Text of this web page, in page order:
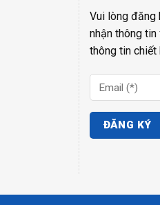
Vui lòng đăng
nhận thông
thông tin chiết